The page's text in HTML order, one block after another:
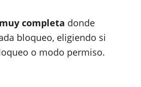
completa donde
bloqueo, eligiendo si
o modo permiso.